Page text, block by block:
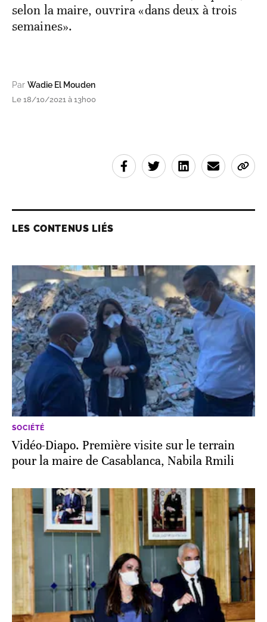
selon la maire, ouvrira «dans deux à trois
semaines».
Par Wadie El Mouden
Le 18/10/2021 à 13h00
LES CONTENUS LIÉS
SOCIÉTÉ
Vidéo-Diapo. Première visite sur le terrain
pour la maire de Casablanca, Nabila Rmili